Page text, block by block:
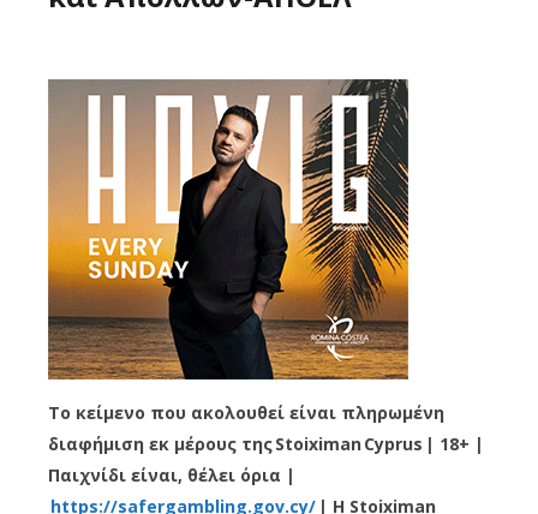
Το κείμενο που ακολουθεί είναι πληρωμένη
διαφήμιση εκ μέρους τηςStoiximanCyprus | 18+ |
Παιχνίδι είναι, θέλει όρια |
https://safergambling.gov.cy/ | Η Stoiximan